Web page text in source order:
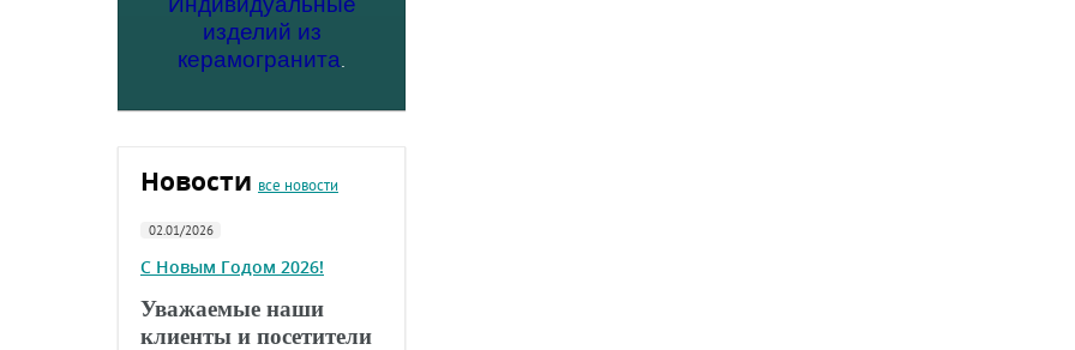
изделий из
керамогранита
Новости все новости
02.01/2026
С Новым Годом 2026!
Уважаемые наши
клиенты и посетители